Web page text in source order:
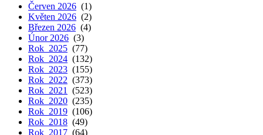
Červen 2026 (1)
Květen 2026 (2)
Březen 2026 (4)
Únor 2026 (3)
Rok 2025 (77)
Rok 2024 (132)
Rok 2023 (155)
Rok 2022 (373)
Rok 2021
(523)
Rok 2020 (235)
Rok 2019 (106)
Rok 2018 (49)
Rok 2017 (64)